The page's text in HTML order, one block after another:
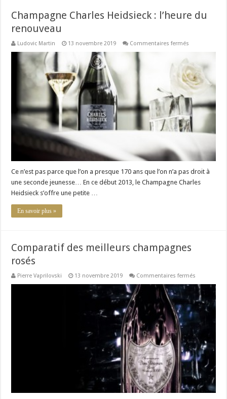
Champagne Charles Heidsieck : l’heure du
renouveau
Ludovic Martin 13 novembre 2019 Commentaires fermés
Heidsieck
:
l’heure
du
renouveau
Ce n’est pas parce que l’on a presque 170 ans que l’on n’a pas droit à
une seconde jeunesse… En ce début 2013, le Champagne Charles
Heidsieck s’offre une petite …
En savoir plus »
Comparatif des meilleurs champagnes
rosés
Pierre Vaprilovski 13 novembre 2019 Commentaires fermés
des
meilleurs
rosés